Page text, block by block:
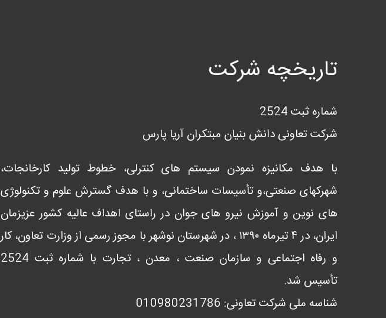
تاریخچه شرکت
شماره ثبت 2524
شرکت تعاونی دانش بنیان مبتکران آریا پارس
با هدف مکانیزه نمودن سیستم های کنترلی، خطوط تولید کارخانجات،
شهرکهای صنعتی،و تأسیسات ساختمانی، و با هدف گسترش علوم و تکنولوژی
های نوین و آموزش نیرو های جوان در راستای اهداف عالیه کشور عزیزمان
ایران، در ۴ تیرماه ۱۳۹۰ ، در شهرستان نوشهر با مجوز رسمی از وزارت تعاون، کار
و رفاه اجتماعی و سازمان صنعت ، معدن ، تجارت با شماره ثبت 2524
تأسیس شد.
شناسه ملی شرکت تعاونی: 010980231786